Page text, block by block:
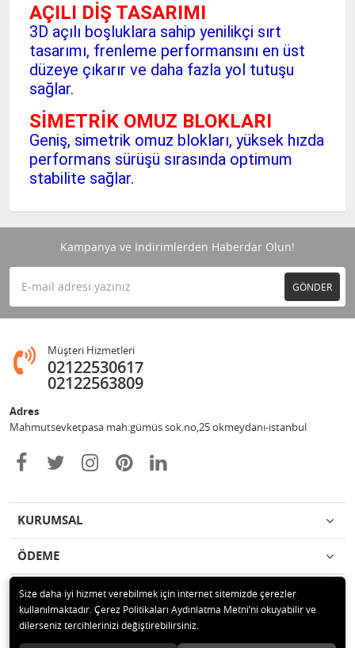
AÇILI DİŞ TASARIMI
3D açılı boşluklara sahip yenilikçi sırt
tasarımı, frenleme performansını en üst
düzeye çıkarır ve daha fazla yol tutuşu
sağlar.
SİMETRİK OMUZ BLOKLARI
Geniş, simetrik omuz blokları, yüksek hızda
performans sürüşü sırasında optimum
stabilite sağlar.
Kampanya ve İndirimlerden Haberdar Olun!
GÖNDER
Müşteri Hizmetleri
02122530617
02122563809
Adres
Mahmutsevketpasa mah.gümüs sok.no,25 okmeydanı-istanbul
KURUMSAL
ÖDEME
İLETİŞİM
© 2020 Metin otomotiv hizmet ve ticaret ltd.şti Tüm hakları saklıdır.
Size daha iyi hizmet verebilmek için internet sitemizde çerezler
kullanılmaktadır. Çerez Politikaları Aydınlatma Metni’ni okuyabilir ve
dilerseniz tercihlerinizi değiştirebilirsiniz.